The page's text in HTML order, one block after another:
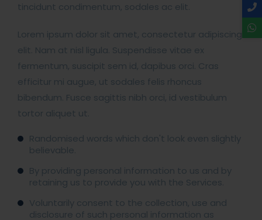
tincidunt condimentum, sodales ac elit.
Lorem ipsum dolor sit amet, consectetur adipiscing
elit. Nam at nisl ligula. Suspendisse vitae ex
fermentum, suscipit sem id, dapibus orci. Cras
efficitur mi augue, ut sodales felis rhoncus
bibendum. Fusce sagittis nibh orci, id vestibulum
tortor aliquet ut.
Randomised words which don't look even slightly
believable.
By providing personal information to us and by
retaining us to provide you with the Services.
Voluntarily consent to the collection, use and
disclosure of such personal information as